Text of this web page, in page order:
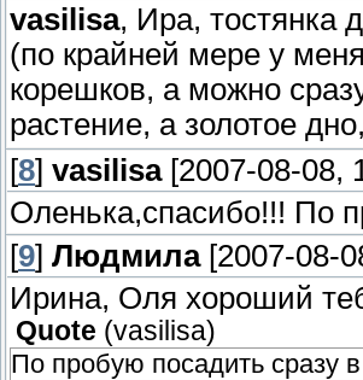
vasilisa, Ира, тостянка
(по крайней мере у
корешков, а можно
растение, а золотое
[8] vasilisa[2007-08-08,
Оленька,спасибо!!! По
[9] Людмила[2007-08-
Ирина, Оля хороший
Quote (vasilisa)
По пробую посадить сразу